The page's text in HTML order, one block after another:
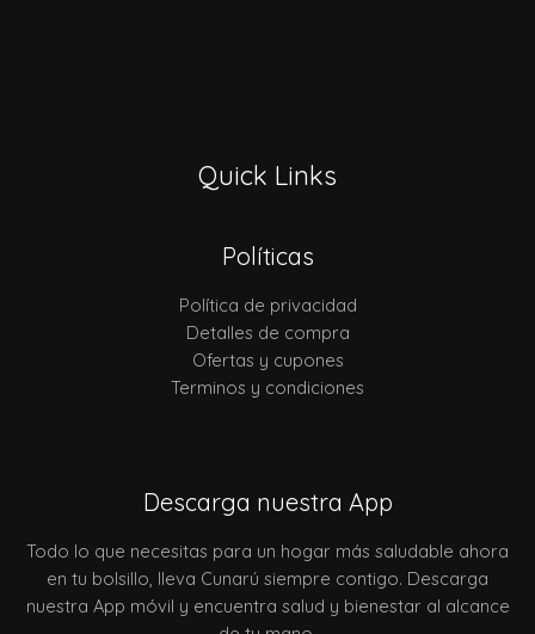
Quick Links
Políticas
Política de privacidad
Detalles de compra
Ofertas y cupones
Terminos y condiciones
Descarga nuestra App
Todo lo que necesitas para un hogar más saludable ahora
en tu bolsillo, lleva Cunarú siempre contigo. Descarga
nuestra App móvil y encuentra salud y bienestar al alcance